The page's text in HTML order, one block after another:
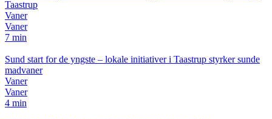
Taastrup
Vaner
Vaner
7 min
Sund start for de yngste – lokale initiativer i Taastrup styrker sunde
madvaner
Vaner
Vaner
4 min